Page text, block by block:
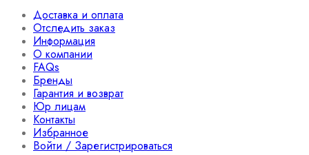
Доставка и оплата
Отследить заказ
Информация
О компании
FAQs
Бренды
Гарантия и возврат
Юр лицам
Контакты
Избранное
Войти / Зарегистрироваться